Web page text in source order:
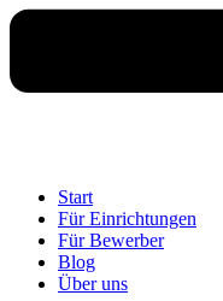
Start
Für Einrichtungen
Für Bewerber
Blog
Über uns